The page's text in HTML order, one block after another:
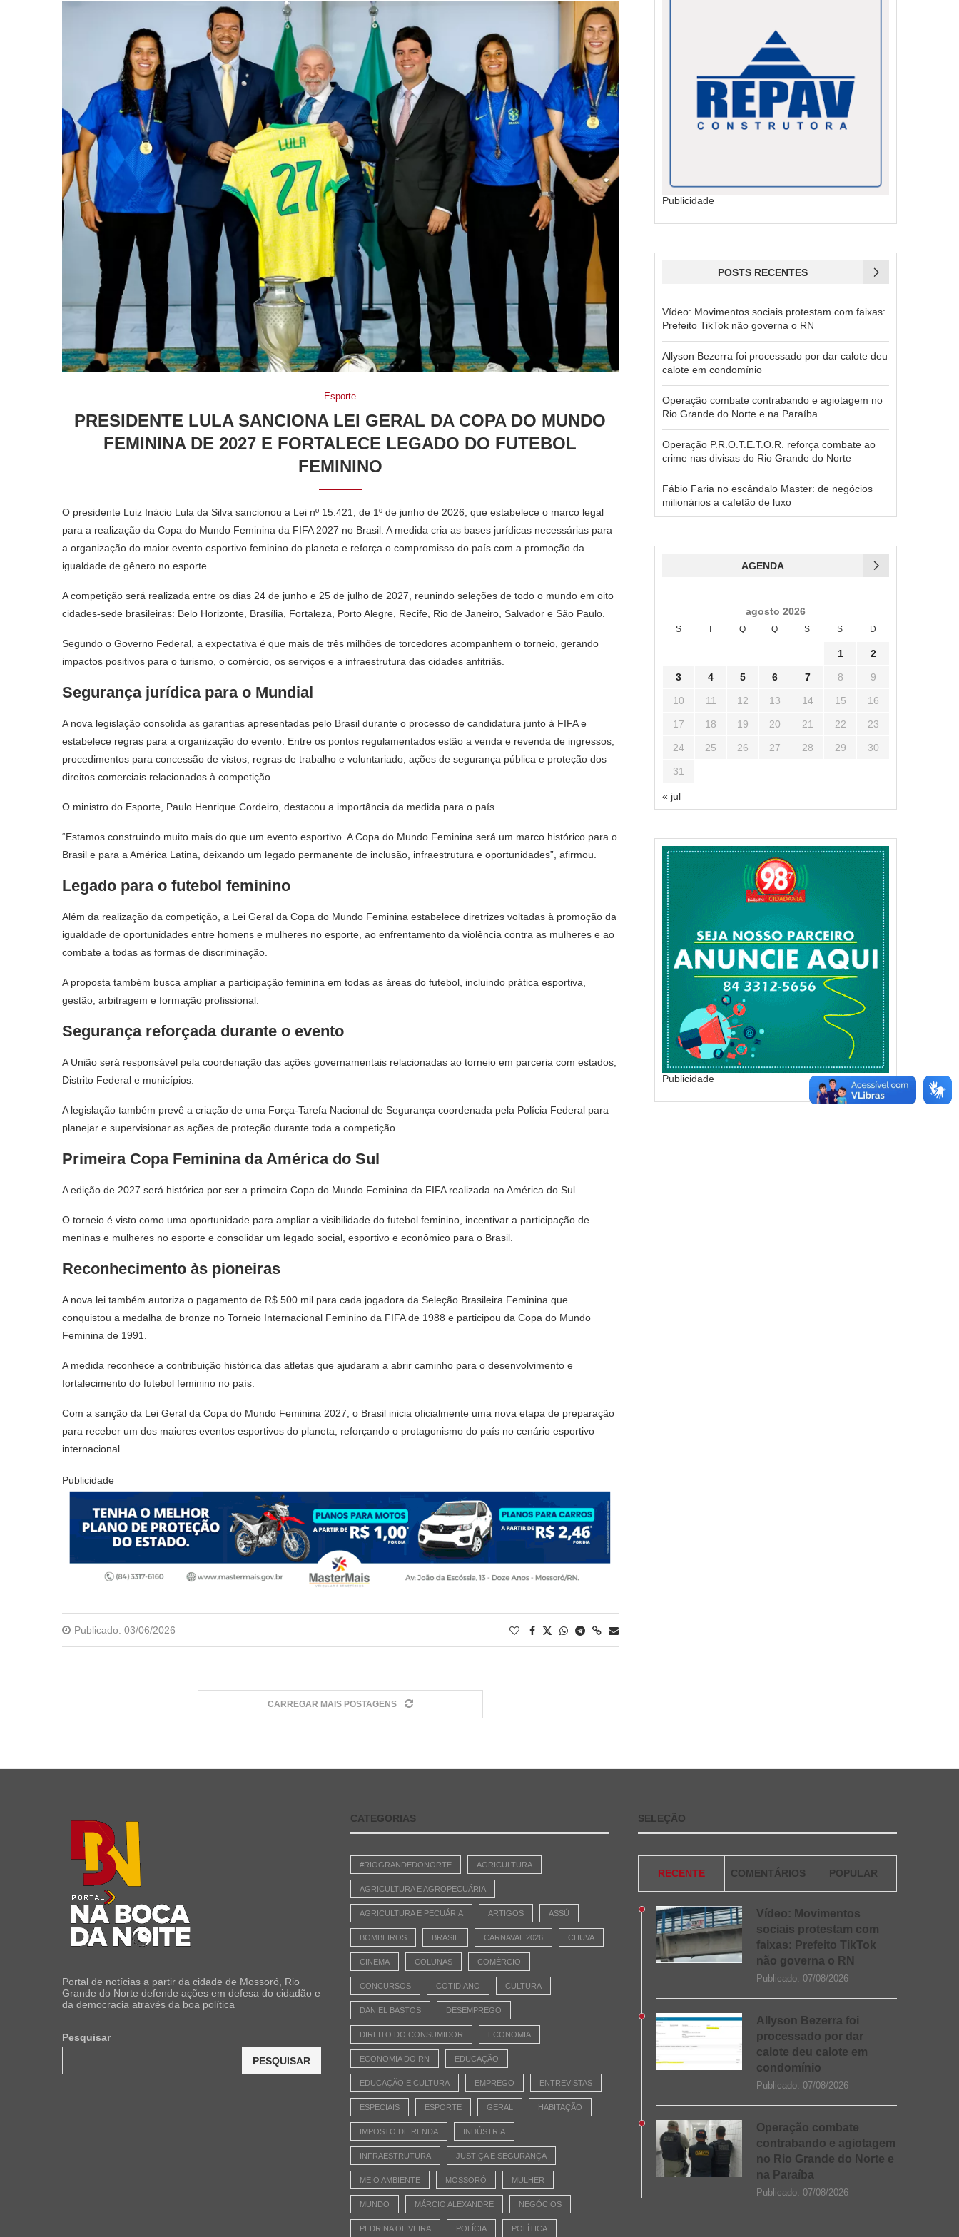
Esporte
PRESIDENTE LULA SANCIONA LEI GERAL DA COPA DO MUNDO
FEMININA DE 2027 E FORTALECE LEGADO DO FUTEBOL
FEMININO
O presidente Luiz Inácio Lula da Silva sancionou a Lei nº 15.421, de 1º de junho de 2026, que estabelece o marco legal
para a realização da Copa do Mundo Feminina da FIFA 2027 no Brasil. A medida cria as bases jurídicas necessárias para
a organização do maior evento esportivo feminino do planeta e reforça o compromisso do país com a promoção da
igualdade de gênero no esporte.
A competição será realizada entre os dias 24 de junho e 25 de julho de 2027, reunindo seleções de todo o mundo em oito
cidades-sede brasileiras: Belo Horizonte, Brasília, Fortaleza, Porto Alegre, Recife, Rio de Janeiro, Salvador e São Paulo.
Segundo o Governo Federal, a expectativa é que mais de três milhões de torcedores acompanhem o torneio, gerando
impactos positivos para o turismo, o comércio, os serviços e a infraestrutura das cidades anfitriãs.
Segurança jurídica para o Mundial
A nova legislação consolida as garantias apresentadas pelo Brasil durante o processo de candidatura junto à FIFA e
estabelece regras para a organização do evento. Entre os pontos regulamentados estão a venda e revenda de ingressos,
procedimentos para concessão de vistos, regras de trabalho e voluntariado, ações de segurança pública e proteção dos
direitos comerciais relacionados à competição.
O ministro do Esporte, Paulo Henrique Cordeiro, destacou a importância da medida para o país.
“Estamos construindo muito mais do que um evento esportivo. A Copa do Mundo Feminina será um marco histórico para o
Brasil e para a América Latina, deixando um legado permanente de inclusão, infraestrutura e oportunidades”, afirmou.
Legado para o futebol feminino
Além da realização da competição, a Lei Geral da Copa do Mundo Feminina estabelece diretrizes voltadas à promoção da
igualdade de oportunidades entre homens e mulheres no esporte, ao enfrentamento da violência contra as mulheres e ao
combate a todas as formas de discriminação.
A proposta também busca ampliar a participação feminina em todas as áreas do futebol, incluindo prática esportiva,
gestão, arbitragem e formação profissional.
Segurança reforçada durante o evento
A União será responsável pela coordenação das ações governamentais relacionadas ao torneio em parceria com estados,
Distrito Federal e municípios.
A legislação também prevê a criação de uma Força-Tarefa Nacional de Segurança coordenada pela Polícia Federal para
planejar e supervisionar as ações de proteção durante toda a competição.
Primeira Copa Feminina da América do Sul
A edição de 2027 será histórica por ser a primeira Copa do Mundo Feminina da FIFA realizada na América do Sul.
O torneio é visto como uma oportunidade para ampliar a visibilidade do futebol feminino, incentivar a participação de
meninas e mulheres no esporte e consolidar um legado social, esportivo e econômico para o Brasil.
Reconhecimento às pioneiras
A nova lei também autoriza o pagamento de R$ 500 mil para cada jogadora da Seleção Brasileira Feminina que
conquistou a medalha de bronze no Torneio Internacional Feminino da FIFA de 1988 e participou da Copa do Mundo
Feminina de 1991.
A medida reconhece a contribuição histórica das atletas que ajudaram a abrir caminho para o desenvolvimento e
fortalecimento do futebol feminino no país.
Com a sanção da Lei Geral da Copa do Mundo Feminina 2027, o Brasil inicia oficialmente uma nova etapa de preparação
para receber um dos maiores eventos esportivos do planeta, reforçando o protagonismo do país no cenário esportivo
internacional.
Publicidade
Publicado: 03/06/2026
CARREGAR MAIS POSTAGENS
Publicidade
POSTS RECENTES
Vídeo: Movimentos sociais protestam com faixas:
Prefeito TikTok não governa o RN
Allyson Bezerra foi processado por dar calote deu
calote em condomínio
Operação combate contrabando e agiotagem no
Rio Grande do Norte e na Paraíba
Operação P.R.O.T.E.T.O.R. reforça combate ao
crime nas divisas do Rio Grande do Norte
Fábio Faria no escândalo Master: de negócios
milionários a cafetão de luxo
AGENDA
agosto 2026
S T Q Q S S D
1 2
3 4 5 6 7 8 9
10 11 12 13 14 15 16
17 18 19 20 21 22 23
24 25 26 27 28 29 30
31
« jul
Publicidade
Portal de notícias a partir da cidade de Mossoró, Rio
Grande do Norte defende ações em defesa do cidadão e
da democracia através da boa política
Pesquisar
PESQUISAR
CATEGORIAS
#RIOGRANDEDONORTE AGRICULTURA
AGRICULTURA E AGROPECUÁRIA
AGRICULTURA E PECUÁRIA ARTIGOS ASSÚ
BOMBEIROS BRASIL CARNAVAL 2026 CHUVA
CINEMA COLUNAS COMÉRCIO
CONCURSOS COTIDIANO CULTURA
DANIEL BASTOS DESEMPREGO
DIREITO DO CONSUMIDOR ECONOMIA
ECONOMIA DO RN EDUCAÇÃO
EDUCAÇÃO E CULTURA EMPREGO ENTREVISTAS
ESPECIAIS ESPORTE GERAL HABITAÇÃO
IMPOSTO DE RENDA INDÚSTRIA
INFRAESTRUTURA JUSTIÇA E SEGURANÇA
MEIO AMBIENTE MOSSORÓ MULHER
MUNDO MÁRCIO ALEXANDRE NEGÓCIOS
PEDRINA OLIVEIRA POLÍCIA POLÍTICA
SELEÇÃO
RECENTE COMENTÁRIOS POPULAR
Vídeo: Movimentos
sociais protestam com
faixas: Prefeito TikTok
não governa o RN
Publicado: 07/08/2026
Allyson Bezerra foi
processado por dar
calote deu calote em
condomínio
Publicado: 07/08/2026
Operação combate
contrabando e agiotagem
no Rio Grande do Norte e
na Paraíba
Publicado: 07/08/2026